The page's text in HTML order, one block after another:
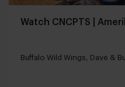
Watch CNCPTS |
Buffalo Wild Wings, Dave &